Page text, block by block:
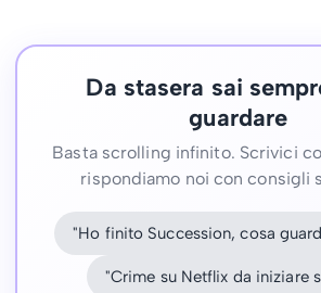
Da stasera sai
guardare
Basta scrolling infinito. Scrivici
rispondiamo noi con consigli
"Ho finito Succession, cosa
"Crime su Netflix da iniziare